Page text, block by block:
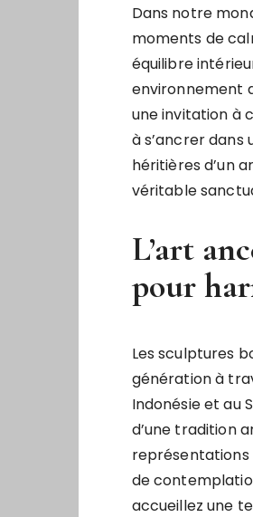
Dans notre
moments de
équilibre
environnement
une invitation à
à s’ancrer
héritières d’un
véritable
L’art
pour
Les sculptures
génération à
Indonésie et au
d’une tradition
représentations
de
accueillez une